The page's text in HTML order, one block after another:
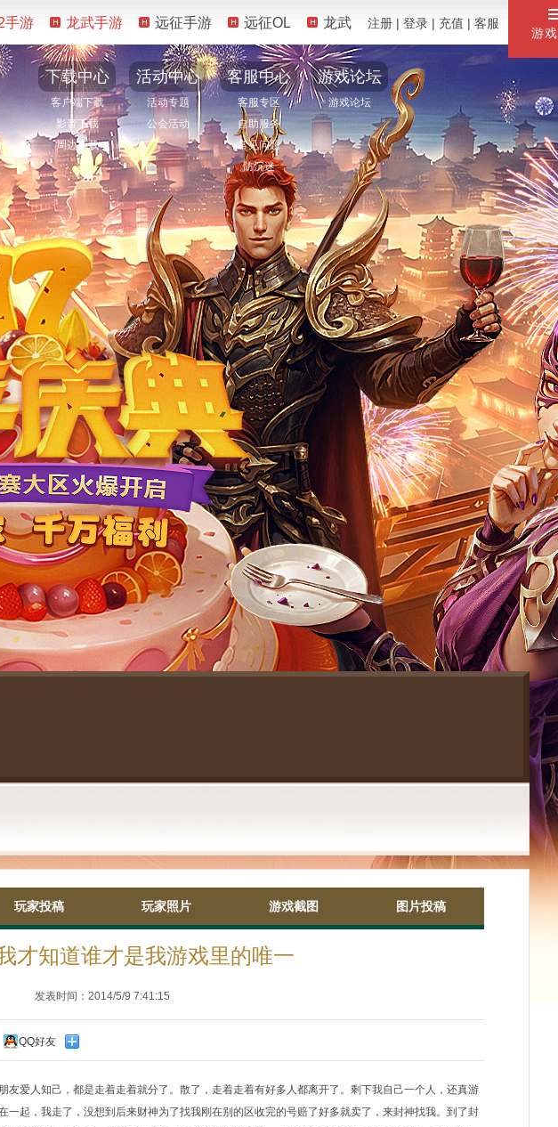
游
手游 龙武手游 远征手游 远征OL 龙武 注册 | 登录 | 充值 | 客服
下载中心
客户端下载
影音下载
周边下载
活动中心
活动专题
公会活动
客服中心
客服专区
自助服务
常见问题
防沉迷
游戏论坛
游戏论坛
玩家投稿 玩家照片 游戏截图 图片投稿
才知道谁才是我游戏里的唯一
发表时间：2014/5/9 7:41:15
QQ好友
友爱人知己，都是走着走着就分了。散了，走着走着有好多人都离开了。剩下我自己一个人，还真游
一起，我走了，没想到后来财神为了找我刚在别的区收完的号赔了好多就卖了，来封神找我。到了封